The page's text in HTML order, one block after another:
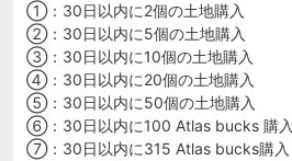
①：30日以内に2個の土地購入
②：30日以内に5個の土地購入
③：30日以内に10個の土地購入
④：30日以内に20個の土地購入
⑤：30日以内に50個の土地購入
⑥：30日以内に100 Atlas bucks 購入
⑦：30日以内に315 Atlas bucks購入